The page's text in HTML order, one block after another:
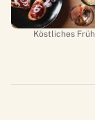
Köstliches